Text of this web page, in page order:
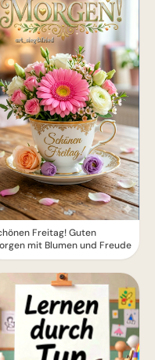
Freitag! Guten
mit Blumen und Freude